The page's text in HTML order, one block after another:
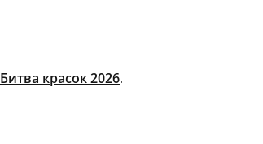
Битва красок 2026.